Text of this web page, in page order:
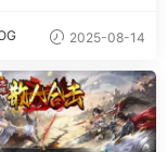
2025-08-14